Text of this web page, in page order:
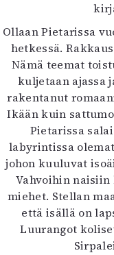
Ollaan Pietarissa
hetkessä.
Nämä teemat
kuljetaan ajassa
rakentanut
Ikään kuin
Pietarissa
labyrintissa
johon kuuluvat
Vahvoihin
miehet. Stellan
että isällä on
Luurangot